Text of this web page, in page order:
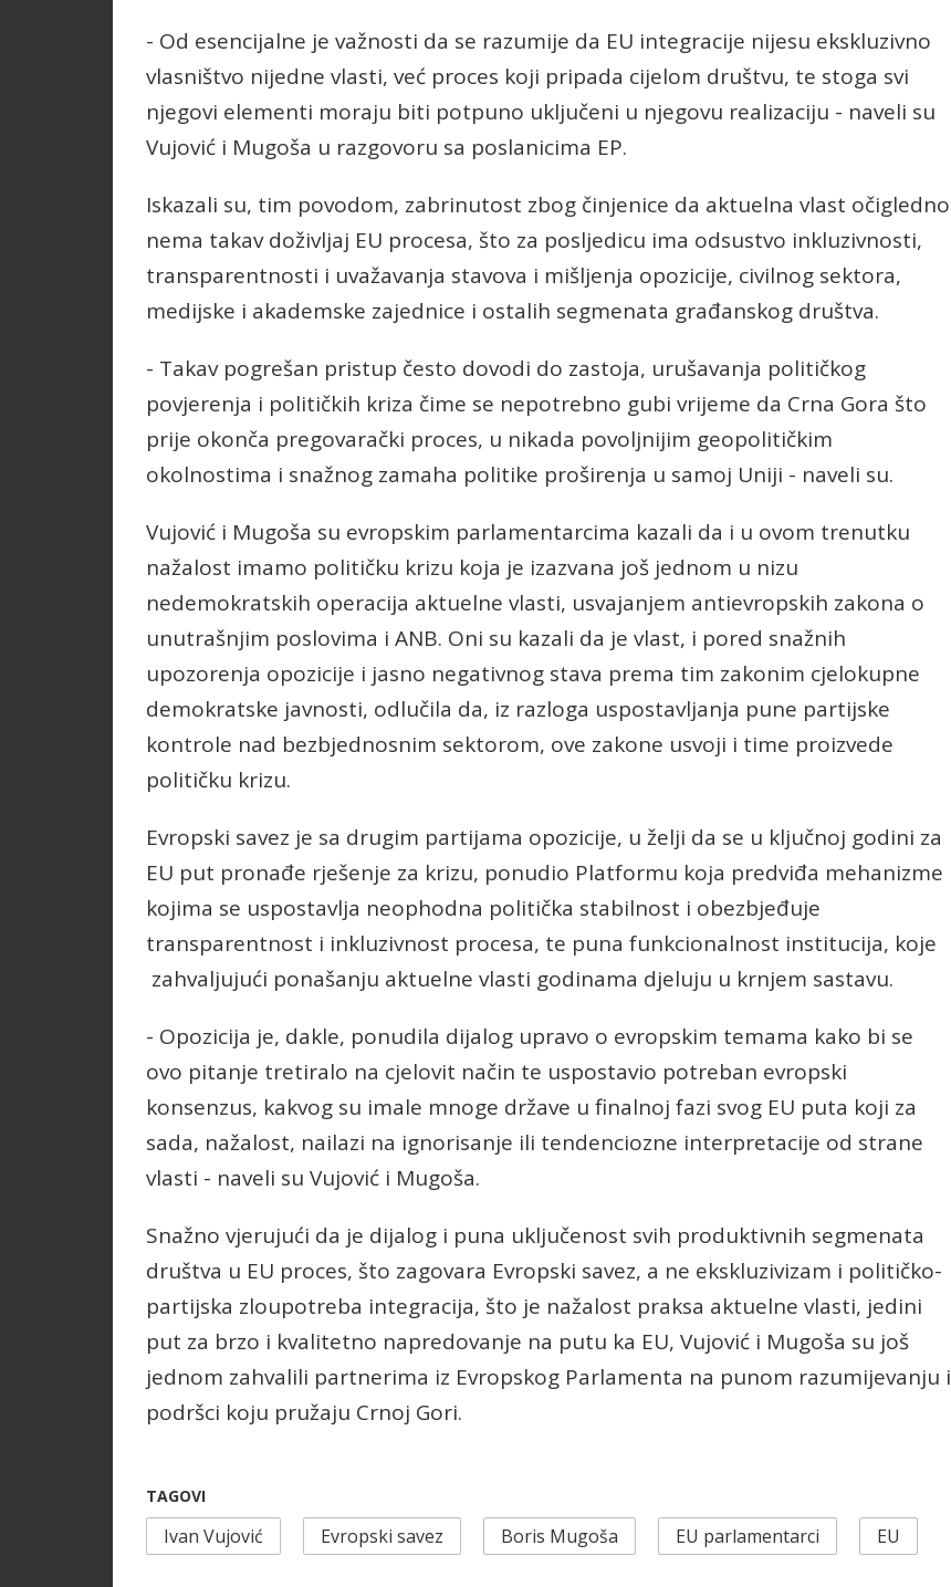
- Od esencijalne je važnosti da se razumije da EU integracije nijesu ekskluzivno
vlasništvo nijedne vlasti, već proces koji pripada cijelom društvu, te stoga svi
njegovi elementi moraju biti potpuno uključeni u njegovu realizaciju - naveli su
Vujović i Mugoša u razgovoru sa poslanicima EP.
Iskazali su, tim povodom, zabrinutost zbog činjenice da aktuelna vlast očigledno
nema takav doživljaj EU procesa, što za posljedicu ima odsustvo inkluzivnosti,
transparentnosti i uvažavanja stavova i mišljenja opozicije, civilnog sektora,
medijske i akademske zajednice i ostalih segmenata građanskog društva.
- Takav pogrešan pristup često dovodi do zastoja, urušavanja političkog
povjerenja i političkih kriza čime se nepotrebno gubi vrijeme da Crna Gora što
prije okonča pregovarački proces, u nikada povoljnijim geopolitičkim
okolnostima i snažnog zamaha politike proširenja u samoj Uniji - naveli su.
Vujović i Mugoša su evropskim parlamentarcima kazali da i u ovom trenutku
nažalost imamo političku krizu koja je izazvana još jednom u nizu
nedemokratskih operacija aktuelne vlasti, usvajanjem antievropskih zakona o
unutrašnjim poslovima i ANB. Oni su kazali da je vlast, i pored snažnih
upozorenja opozicije i jasno negativnog stava prema tim zakonim cjelokupne
demokratske javnosti, odlučila da, iz razloga uspostavljanja pune partijske
kontrole nad bezbjednosnim sektorom, ove zakone usvoji i time proizvede
političku krizu.
Evropski savez je sa drugim partijama opozicije, u želji da se u ključnoj godini za
EU put pronađe rješenje za krizu, ponudio Platformu koja predviđa mehanizme
kojima se uspostavlja neophodna politička stabilnost i obezbjeđuje
transparentnost i inkluzivnost procesa, te puna funkcionalnost institucija, koje
zahvaljujući ponašanju aktuelne vlasti godinama djeluju u krnjem sastavu.
- Opozicija je, dakle, ponudila dijalog upravo o evropskim temama kako bi se
ovo pitanje tretiralo na cjelovit način te uspostavio potreban evropski
konsenzus, kakvog su imale mnoge države u finalnoj fazi svog EU puta koji za
sada, nažalost, nailazi na ignorisanje ili tendenciozne interpretacije od strane
vlasti - naveli su Vujović i Mugoša.
Snažno vjerujući da je dijalog i puna uključenost svih produktivnih segmenata
društva u EU proces, što zagovara Evropski savez, a ne ekskluzivizam i političko-
partijska zloupotreba integracija, što je nažalost praksa aktuelne vlasti, jedini
put za brzo i kvalitetno napredovanje na putu ka EU, Vujović i Mugoša su još
jednom zahvalili partnerima iz Evropskog Parlamenta na punom razumijevanju i
podršci koju pružaju Crnoj Gori.
TAGOVI
Ivan Vujović Evropski savez Boris Mugoša EU parlamentarci EU